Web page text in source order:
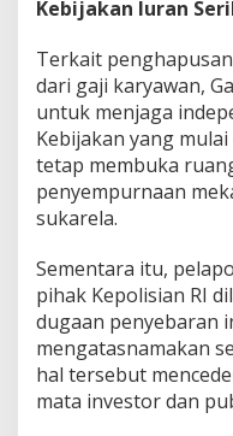
Kebijakan Iuran
Terkait
dari gaji karyawan,
untuk menjaga
Kebijakan yang
tetap membuka
penyempurnaan
sukarela.
Sementara itu,
pihak Kepolisian RI
dugaan penyebaran
mengatasnamakan
hal tersebut
mata investor dan